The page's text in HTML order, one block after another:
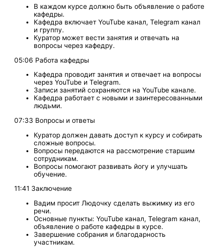
В каждом курсе должно быть объявление о работе
кафедры.
Кафедра включает YouTube канал, Telegram канал
и группу.
Куратор может вести занятия и отвечать на
вопросы через кафедру.
05:06 Работа кафедры
Кафедра проводит занятия и отвечает на вопросы
через YouTube и Telegram.
Записи занятий сохраняются на YouTube канале.
Кафедра работает с новыми и заинтересованными
людьми.
07:33 Вопросы и ответы
Куратор должен давать доступ к курсу и собирать
сложные вопросы.
Вопросы передаются на рассмотрение старшим
сотрудникам.
Вопросы помогают развивать йогу и улучшать
обучение.
11:41 Заключение
Вадим просит Людочку сделать выжимку из его
речи.
Основные пункты: YouTube канал, Telegram канал,
объявление о работе кафедры в курсе.
Завершение собрания и благодарность
участникам.